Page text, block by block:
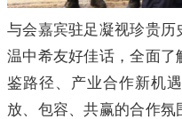
与会嘉宾驻足凝视珍贵
温中希友好佳话，全面
鉴路径、产业合作新机
放、包容、共赢的合作